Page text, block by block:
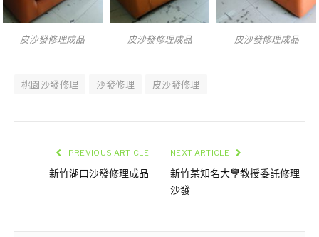
皮沙發修理成品 皮沙發修理成品 皮沙發修理成品
桃園沙發修理 沙發修理 皮沙發修理
PREVIOUS ARTICLE
新竹湖口沙發修理成品
NEXT ARTICLE
新竹某知名大學教授委託修理
沙發